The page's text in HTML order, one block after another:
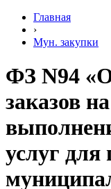
Главная
›
Мун. закупки
ФЗ N94
заказов
услуг для